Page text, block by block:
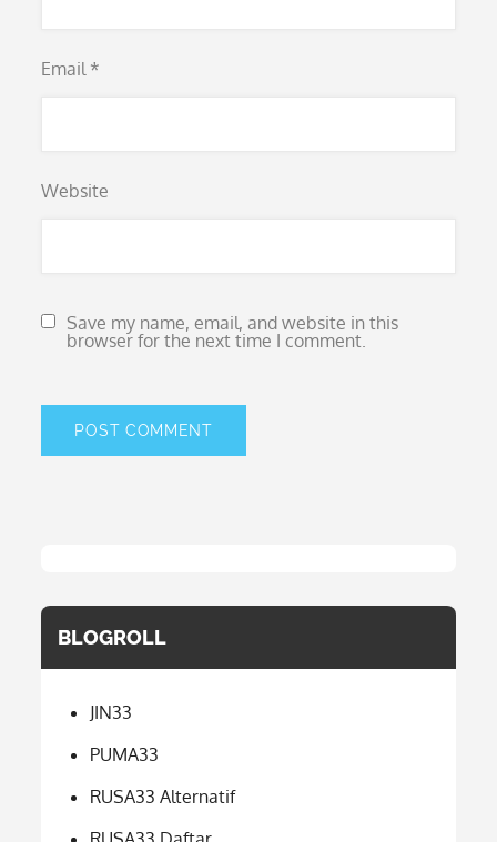
Email *
Website
Save my name, email, and website in this
browser for the next time I comment.
BLOGROLL
JIN33
PUMA33
RUSA33 Alternatif